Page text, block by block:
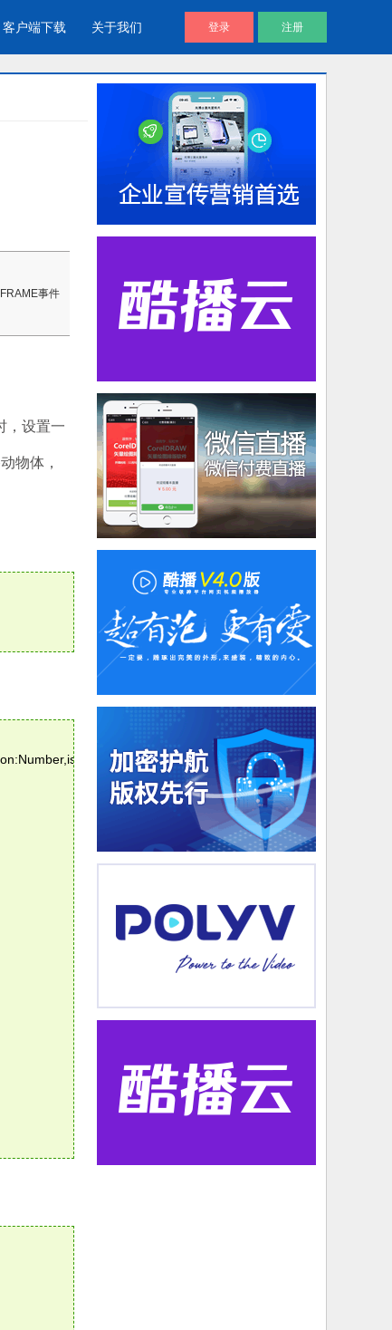
酷播V4 | 免费视频播放器
帮助用户通过代码直接调用视频文
件进放播放
企业视频宣传，提升企业形象
产品视频说明书，产品安装应用视
频说明书
客户端下载 关于我们 登录 注册
事件
，设置一
物体，